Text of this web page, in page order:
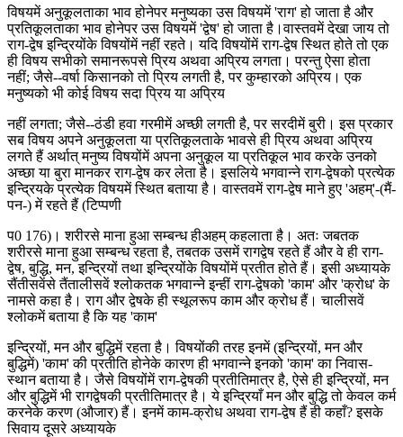
विषयमें अनुकूलताका भाव होनेपर मनुष्यका उस विषयमें 'राग' हो जाता है और
प्रतिकूलताका भाव होनेपर उस विषयमें 'द्वेष' हो जाता है।वास्तवमें देखा जाय तो
राग-द्वेष इन्द्रियोंके विषयोंमें नहीं रहते। यदि विषयोंमें राग-द्वेष स्थित होते तो एक
ही विषय सभीको समानरूपसे प्रिय अथवा अप्रिय लगता। परन्तु ऐसा होता
नहीं; जैसे--वर्षा किसानको तो प्रिय लगती है, पर कुम्हारको अप्रिय। एक
मनुष्यको भी कोई विषय सदा प्रिय या अप्रिय
नहीं लगता; जैसे--ठंडी हवा गरमीमें अच्छी लगती है, पर सरदीमें बुरी। इस प्रकार
सब विषय अपने अनुकूलता या प्रतिकूलताके भावसे ही प्रिय अथवा अप्रिय
लगते हैं अर्थात् मनुष्य विषयोंमें अपना अनुकूल या प्रतिकूल भाव करके उनको
अच्छा या बुरा मानकर राग-द्वेष कर लेता है। इसलिये भगवान्ने राग-द्वेषको प्रत्येक
इन्द्रियके प्रत्येक विषयमें स्थित बताया है। वास्तवमें राग-द्वेष माने हुए 'अहम्'-(मैं-
पन-) में रहते हैं (टिप्पणी
प0 176)। शरीरसे माना हुआ सम्बन्ध हीअहम् कहलाता है। अतः जबतक
शरीरसे माना हुआ सम्बन्ध रहता है, तबतक उसमें रागद्वेष रहते हैं और वे ही राग-
द्वेष, बुद्धि, मन, इन्द्रियों तथा इन्द्रियोंके विषयोंमें प्रतीत होते हैं। इसी अध्यायके
सैंतीसवेंसे तैंतालीसवें श्लोकतक भगवान्ने इन्हीं राग-द्वेषको 'काम' और 'क्रोध' के
नामसे कहा है। राग और द्वेषके ही स्थूलरूप काम और क्रोध हैं। चालीसवें
श्लोकमें बताया है कि यह 'काम'
इन्द्रियों, मन और बुद्धिमें रहता है। विषयोंकी तरह इनमें (इन्द्रियों, मन और
बुद्धिमें) 'काम' की प्रतीति होनेके कारण ही भगवान्ने इनको 'काम' का निवास-
स्थान बताया है। जैसे विषयोंमें राग-द्वेषकी प्रतीतिमात्र है, ऐसे ही इन्द्रियों, मन
और बुद्धिमें भी रागद्वेषकी प्रतीतिमात्र है। ये इन्द्रियाँ मन और बुद्धि तो केवल कर्म
करनेके करण (औजार) हैं। इनमें काम-क्रोध अथवा राग-द्वेष हैं ही कहाँ? इसके
सिवाय दूसरे अध्यायके